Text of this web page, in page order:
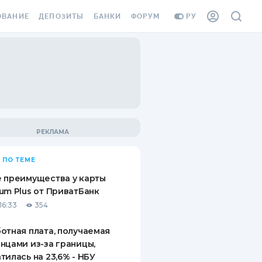
РУ
ВИНЬЕТКА
СОТРУДНИКОВ
ОТ
СЛУЧАЕВ
ДЕПОЗИТЫ
ВОПРОСЫ И ОТВЕТЫ
ПУТЕВОДИТЕЛИ ПО
БАНКИ ФОРУМ
ПО ТЕМЕ
преимущества у карты
Plus от ПриватБанк
354
плата, получаемая
из-за границы,
на 23,6% - НБУ